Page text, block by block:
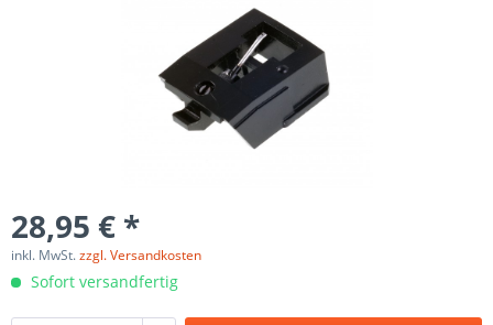
28,95 € *
inkl. MwSt.zzgl. Versandkosten
Sofort versandfertig